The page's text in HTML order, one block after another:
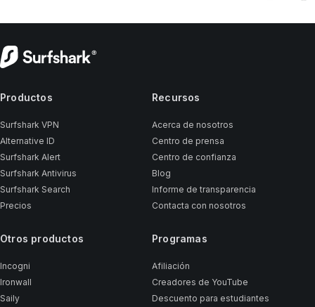
Productos
Surfshark VPN
Alternative ID
Surfshark Alert
Surfshark Antivirus
Surfshark Search
Precios
Otros productos
Incogni
Ironwall
Saily
Recursos
Acerca de nosotros
Centro de prensa
Centro de confianza
Blog
Informe de transparencia
Contacta con nosotros
Programas
Afiliación
Creadores de YouTube
Descuento para estudiantes